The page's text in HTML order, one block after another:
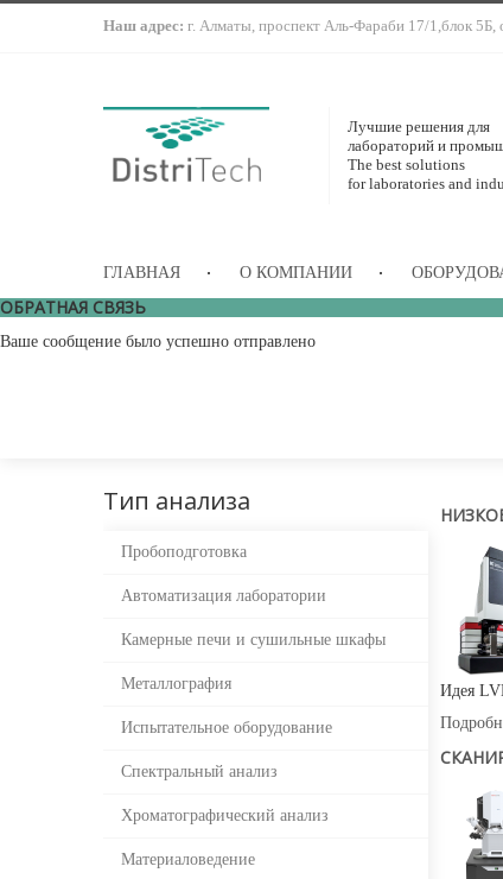
Наш адрес: г. Алматы, проспект Аль-Фараби 17/1,блок 5Б,
Лучшие решения для
лабораторий и
The best solutions
for laboratories and
ГЛАВНАЯ О КОМПАНИИ
ОБРАТНАЯ СВЯЗЬ
Ваше сообщение было успешно отправлено
Тип анализа
Пробоподготовка
Автоматизация лаборатории
Камерные печи и сушильные шкафы
Металлография
Испытательное оборудование
Спектральный анализ
Хроматографический анализ
Материаловедение
Идея